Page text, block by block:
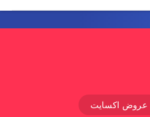
عروض اكسايت